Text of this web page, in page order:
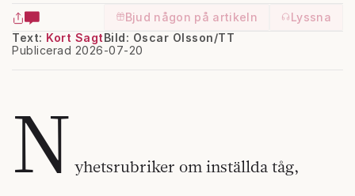
Bjud någon på artikeln
Lyssna
Text: Kort Sagt
Publicerad 2026-07-20
Bild: Oscar Olsson/TT
N yhetsrubriker om inställda tåg,